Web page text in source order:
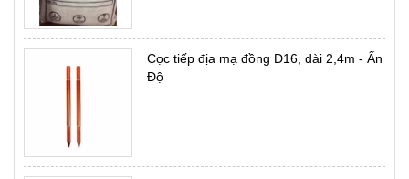
Cọc tiếp địa mạ đồng D16, dài 2,4m - Ấn
Độ